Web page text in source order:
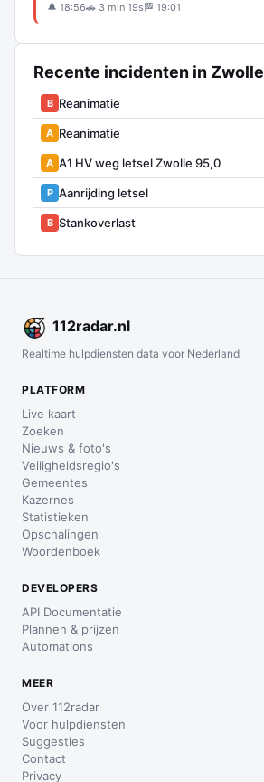
🔔 18:56🚗 3 min 19s 🏁 19:01
Recente incidenten in Zwolle
B Reanimatie
A Reanimatie
A A1 HV weg letsel Zwolle 95,0
P Aanrijding letsel
B Stankoverlast
112radar.nl
Realtime hulpdiensten data voor Nederland
PLATFORM
Live kaart
Zoeken
Nieuws & foto's
Veiligheidsregio's
Gemeentes
Kazernes
Statistieken
Opschalingen
Woordenboek
DEVELOPERS
API Documentatie
Plannen & prijzen
Automations
MEER
Over 112radar
Voor hulpdiensten
Suggesties
Contact
Privacy